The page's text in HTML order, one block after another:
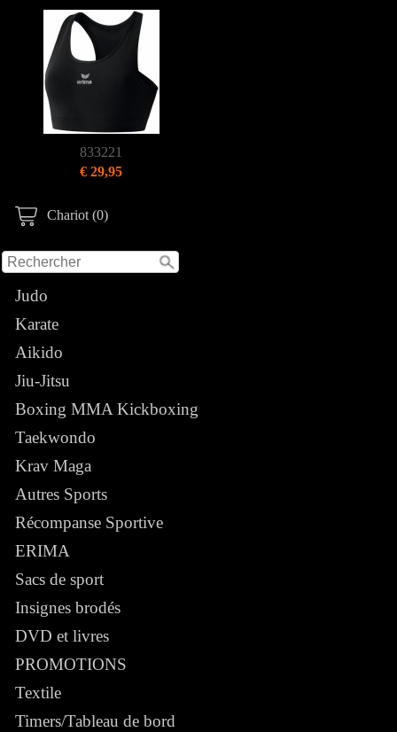
Chariot (0)
Judo
Karate
Aikido
Jiu-Jitsu
Boxing MMA Kickboxing
Taekwondo
Krav Maga
Autres Sports
Récompanse Sportive
ERIMA
Sacs de sport
Insignes brodés
DVD et livres
PROMOTIONS
Textile
Timers/Tableau de bord
833221
€ 29,95